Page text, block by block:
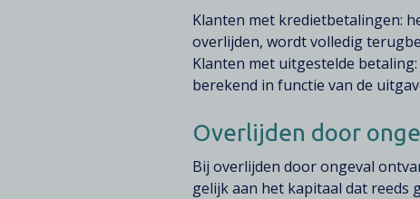
Klanten met kredietbetalingen:
overlijden, wordt volledig
Klanten met uitgestelde
berekend in functie van de
Overlijden door
Bij overlijden door ongeval
gelijk aan het kapitaal dat reeds